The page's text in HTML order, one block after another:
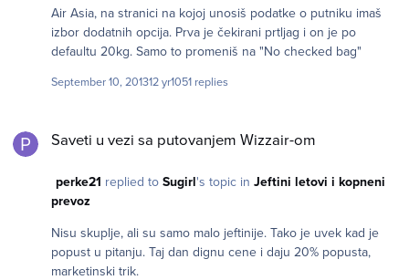
Air Asia, na stranici na kojoj unosiš podatke o putniku imaš
izbor dodatnih opcija. Prva je čekirani prtljag i on je po
defaultu 20kg. Samo to promeniš na "No checked bag"
September 10, 201312 yr1051 replies
Saveti u vezi sa putovanjem Wizzair-om
perke21 replied to Sugirl's topic in Jeftini letovi i kopneni
prevoz
Nisu skuplje, ali su samo malo jeftinije. Tako je uvek kad je
popust u pitanju. Taj dan dignu cene i daju 20% popusta,
marketinski trik.